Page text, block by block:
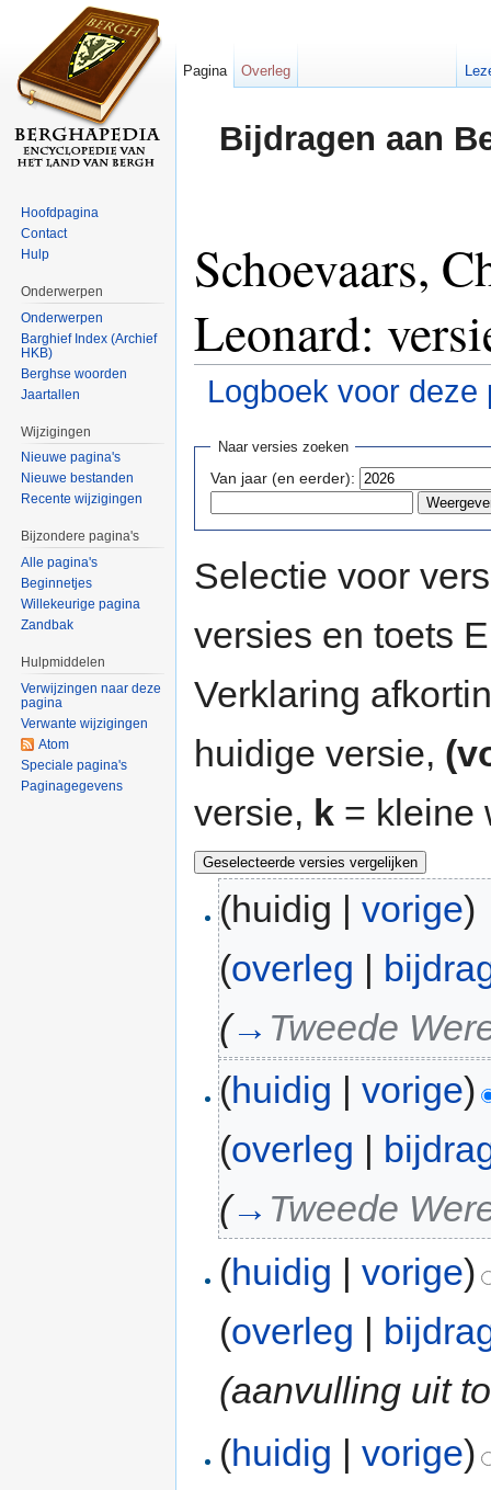
Bijdragen aan
Schoevaars,
Leonard:
Logboek voor deze
Naar versies zoeken
Van jaar (en eerder):
Selectie voor
versies en toets
Verklaring
huidige versie,
versie, k = kleine
(huidig |vorige)
(overleg |
(→ Tweede
(huidig |vorige)
(overleg
(→ Tweede
(huidig |vorige)
(overleg |
(aanvulling uit
(huidig |vorige)
Pagina Overleg
Hoofdpagina
Contact
Hulp
Onderwerpen
Onderwerpen
Barghief Index (Archief
HKB)
Berghse woorden
Jaartallen
Wijzigingen
Nieuwe pagina's
Nieuwe bestanden
Recente wijzigingen
Bijzondere pagina's
Alle pagina's
Beginnetjes
Willekeurige pagina
Zandbak
Hulpmiddelen
Verwijzingen naar deze
pagina
Verwante wijzigingen
Atom
Speciale pagina's
Paginagegevens